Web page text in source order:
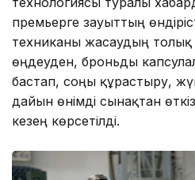
премьерге зауыттың
техниканы жасаудың толық
өңдеуден, броньды
бастап, соңғы құрастыру,
дайын өнімді сынақтан
кезең көрсетілді.